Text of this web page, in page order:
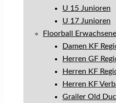
U 15 Junioren
U 17 Junioren
Floorball Erwachsene
Damen KF
Herren GF
Herren KF
Herren KF
Grailer Old